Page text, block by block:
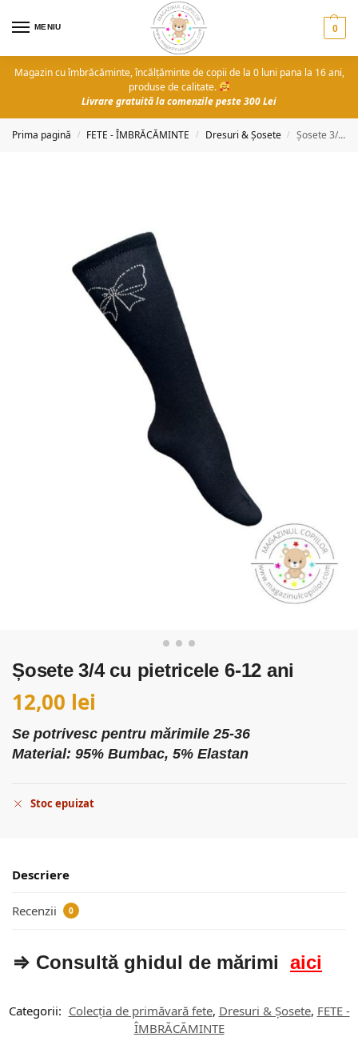
MENIU 0
Magazin cu îmbrăcăminte, încălțăminte de copii de la 0 luni pana la 16 ani,
produse de calitate.
Livrare gratuită la comenzile peste 300 Lei
Prima pagină / FETE - ÎMBRĂCĂMINTE / Dresuri & Șosete / Șosete 3/4 cu pietricele 6-12 ani
Șosete 3/4 cu pietricele 6-12 ani
12,00 lei
Se potrivesc pentru mărimile 25-36
Material: 95% Bumbac, 5% Elastan
Stoc epuizat
Descriere
Recenzii 0
⇒ Consultă ghidul de mărimi aici
Categorii: Colecția de primăvară fete, Dresuri & Șosete, FETE -
ÎMBRĂCĂMINTE